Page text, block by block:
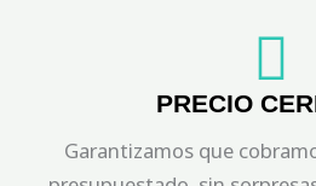
PRECIO
Garantizamos que